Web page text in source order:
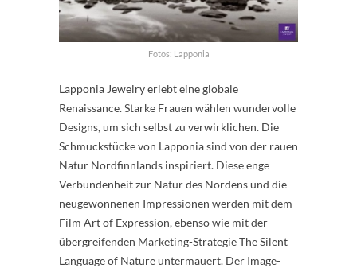
Fotos: Lapponia
Lapponia Jewelry erlebt eine globale
Renaissance. Starke Frauen wählen wundervolle
Designs, um sich selbst zu verwirklichen. Die
Schmuckstücke von Lapponia sind von der rauen
Natur Nordfinnlands inspiriert. Diese enge
Verbundenheit zur Natur des Nordens und die
neugewonnenen Impressionen werden mit dem
Film Art of Expression, ebenso wie mit der
übergreifenden Marketing-Strategie The Silent
Language of Nature untermauert. Der Image-